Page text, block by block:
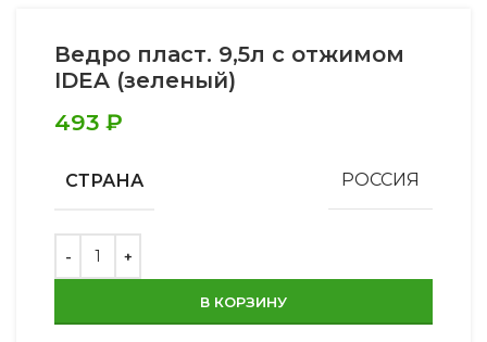
Ведро пласт. 9,5л с отжимом
IDEA (зеленый)
493 ₽
СТРАНА РОССИЯ
В КОРЗИНУ